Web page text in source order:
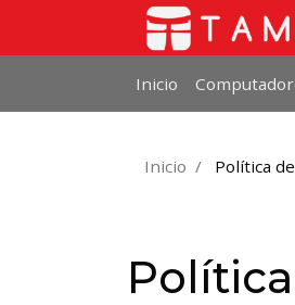
Inicio
Inicio Política